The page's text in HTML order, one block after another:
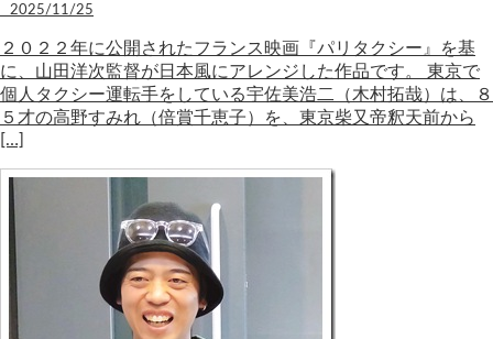
2025/11/25
２０２２年に公開されたフランス映画『パリタクシー』を基
に、山田洋次監督が日本風にアレンジした作品です。 東京で
個人タクシー運転手をしている宇佐美浩二（木村拓哉）は、８
５才の高野すみれ（倍賞千恵子）を、東京柴又帝釈天前から
[…]